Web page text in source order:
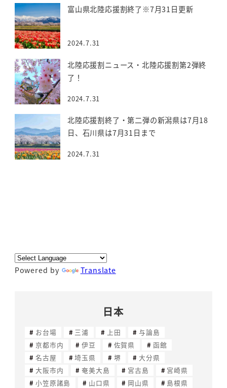
富山県北陸応援割終了※7月31日更新
2024.7.31
北陸応援割ニュース・北陸応援割第2弾終
了！
2024.7.31
北陸応援割終了・第二弾の新潟県は7月18
日、石川県は7月31日まで
2024.7.31
Powered by Translate
日本
お台場 三浦 上田
与論島
京都市内
伊豆 佐賀県
函館
名古屋
埼玉県 堺
大分県
大阪市内
奄美大島 宮古島
宮崎県
小笠原諸島
山口県 岡山県
島根県